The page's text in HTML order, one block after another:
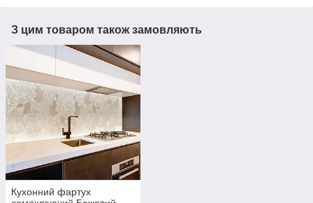
З цим товаром також замовляють
Кухонний фартух